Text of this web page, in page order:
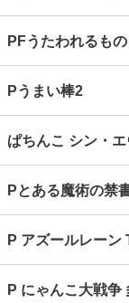
PFうたわれるも
Pうまい棒2
ぱちんこ シン・
Pとある魔術の禁
P アズールレーン
P にゃんこ大戦争